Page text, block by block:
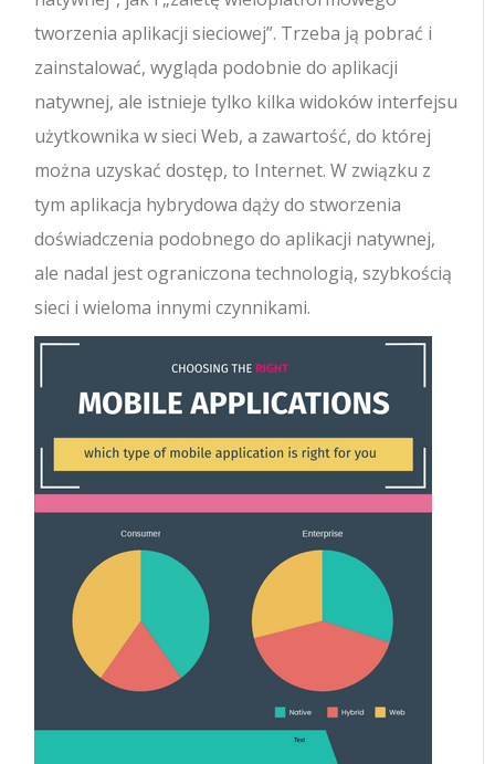
tworzenia aplikacji sieciowej”. Trzeba ją pobrać i
zainstalować, wygląda podobnie do aplikacji
natywnej, ale istnieje tylko kilka widoków interfejsu
użytkownika w sieci Web, a zawartość, do której
można uzyskać dostęp, to Internet. W związku z
tym aplikacja hybrydowa dąży do stworzenia
doświadczenia podobnego do aplikacji natywnej,
ale nadal jest ograniczona technologią, szybkością
sieci i wieloma innymi czynnikami.